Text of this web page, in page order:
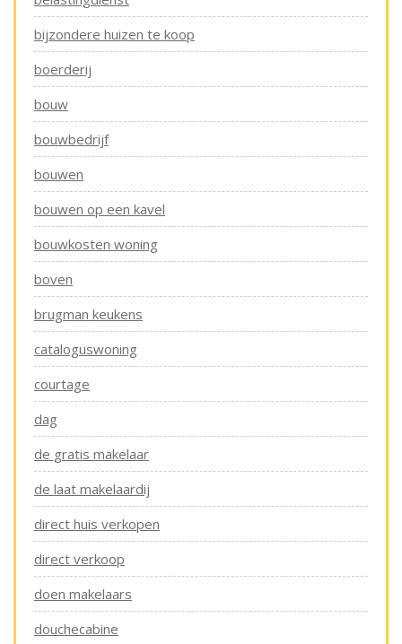
bijzondere huizen te koop
boerderij
bouw
bouwbedrijf
bouwen
bouwen op een kavel
bouwkosten woning
boven
brugman keukens
cataloguswoning
courtage
dag
de gratis makelaar
de laat makelaardij
direct huis verkopen
direct verkoop
doen makelaars
douchecabine